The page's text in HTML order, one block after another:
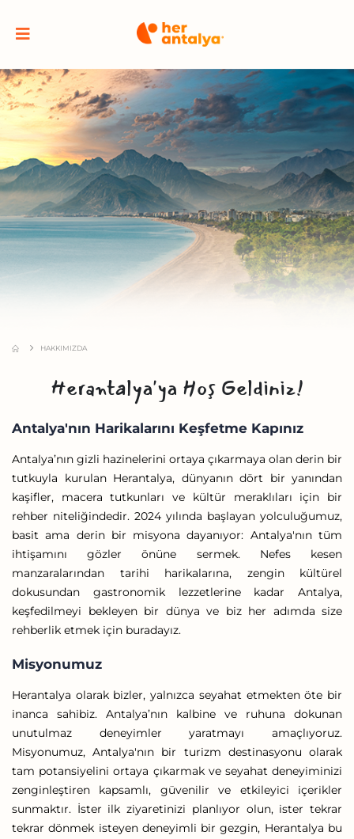
HAKKIMIZDA
Herantalya'ya Hoş Geldiniz!
Antalya'nın Harikalarını Keşfetme Kapınız
Antalya’nın gizli hazinelerini ortaya çıkarmaya olan derin bir
tutkuyla kurulan Herantalya, dünyanın dört bir yanından
kaşifler, macera tutkunları ve kültür meraklıları için bir
rehber niteliğindedir. 2024 yılında başlayan yolculuğumuz,
basit ama derin bir misyona dayanıyor: Antalya'nın tüm
ihtişamını gözler önüne sermek. Nefes kesen
manzaralarından tarihi harikalarına, zengin kültürel
dokusundan gastronomik lezzetlerine kadar Antalya,
keşfedilmeyi bekleyen bir dünya ve biz her adımda size
rehberlik etmek için buradayız.
Misyonumuz
Herantalya olarak bizler, yalnızca seyahat etmekten öte bir
inanca sahibiz. Antalya’nın kalbine ve ruhuna dokunan
unutulmaz deneyimler yaratmayı amaçlıyoruz.
Misyonumuz, Antalya'nın bir turizm destinasyonu olarak
tam potansiyelini ortaya çıkarmak ve seyahat deneyiminizi
zenginleştiren kapsamlı, güvenilir ve etkileyici içerikler
sunmaktır. İster ilk ziyaretinizi planlıyor olun, ister tekrar
tekrar dönmek isteyen deneyimli bir gezgin, Herantalya bu